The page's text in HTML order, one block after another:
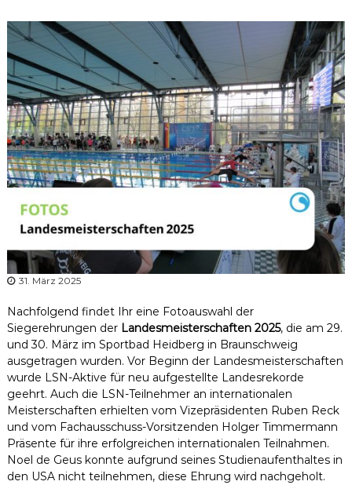
b
a
n
d
N
i
e
d
e
r
s
a
c
h
s
e
n
31. März 2025
Nachfolgend findet Ihr eine Fotoauswahl der
Siegerehrungen der Landesmeisterschaften 2025, die am 29.
und 30. März im Sportbad Heidberg in Braunschweig
ausgetragen wurden. Vor Beginn der Landesmeisterschaften
wurde LSN-Aktive für neu aufgestellte Landesrekorde
geehrt. Auch die LSN-Teilnehmer an internationalen
Meisterschaften erhielten vom Vizepräsidenten Ruben Reck
und vom Fachausschuss-Vorsitzenden Holger Timmermann
Präsente für ihre erfolgreichen internationalen Teilnahmen.
Noel de Geus konnte aufgrund seines Studienaufenthaltes in
den USA nicht teilnehmen, diese Ehrung wird nachgeholt.